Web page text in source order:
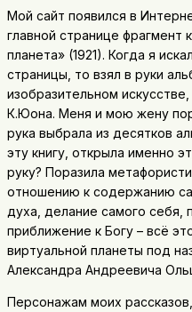
Мой сайт появился в
главной странице фрагмент
планета» (1921). Когда я
страницы, то взял в руки
изобразительном
К.Юона. Меня и мою жену
рука выбрала из десятков
эту книгу, открыла именно
руку? Поразила
отношению к содержанию
духа, делание самого себя,
приближение к Богу – всё
виртуальной планеты под
Александра Андреевича
Персонажам моих